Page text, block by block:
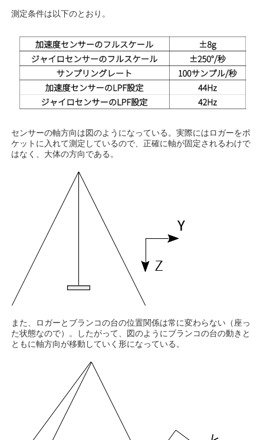
測定条件は以下のとおり。
センサーの軸方向は図のようになっている。実際にはロガーをポ
ケットに入れて測定しているので、正確に軸が固定されるわけで
はなく、大体の方向である。
また、ロガーとブランコの台の位置関係は常に変わらない（座っ
た状態なので）。したがって、図のようにブランコの台の動きと
ともに軸方向が移動していく形になっている。